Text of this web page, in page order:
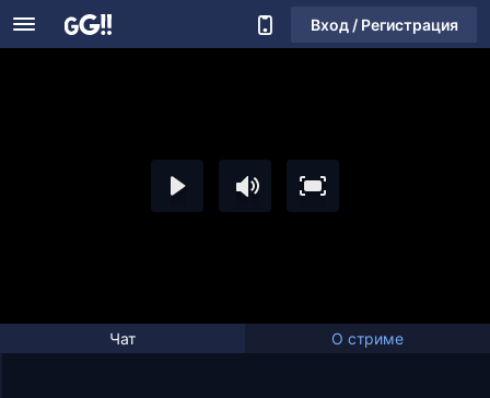
Вход / Регистрация
Чат О стриме